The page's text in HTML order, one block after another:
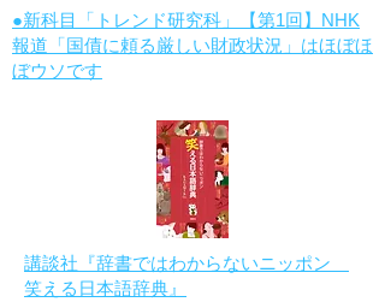
●新科目「トレンド研究科」【第1回】NHK
報道「国債に頼る厳しい財政状況」はほぼほ
ぼウソです
講談社『辞書ではわからないニッポン
笑える日本語辞典』